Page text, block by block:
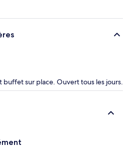
buffet sur place. Ouvert tous les jours.